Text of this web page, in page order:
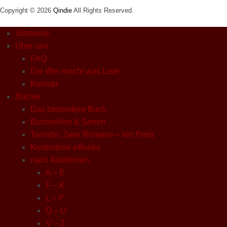
Copyright © 2026 Qindie All Rights Reserved.
Startseite
Über uns
FAQ
Die Wer macht was Liste
Kontakt
Bücher
Das besondere Buch
Buchreihen & Serien
Twindie: Zwei Romane – ein Preis
Kostenlose eBooks
nach AutorInnen
A – E
F – K
L – P
Q – U
V – Z